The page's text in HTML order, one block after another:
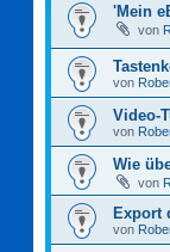
'Mein
von
von
Video-
von
Wie
von
Export
von